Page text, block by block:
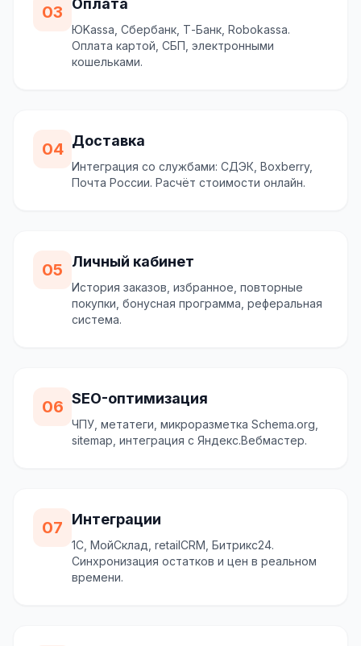
03
ЮKassa, Сбербанк, Т-Банк, Robokassa.
Оплата картой, СБП, электронными
кошельками.
04 Доставка
Интеграция со службами: СДЭК, Boxberry,
Почта России. Расчёт стоимости онлайн.
05 Личный кабинет
История заказов, избранное, повторные
покупки, бонусная программа, реферальная
система.
06 SEO-оптимизация
ЧПУ, метатеги, микроразметка Schema.org,
sitemap, интеграция с Яндекс.Вебмастер.
07 Интеграции
1С, МойСклад, retailCRM, Битрикс24.
Синхронизация остатков и цен в реальном
времени.